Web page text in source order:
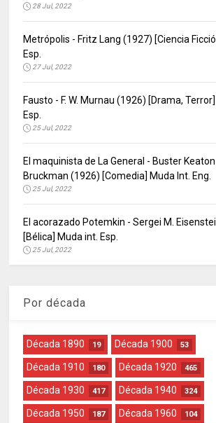
28 Jul, 2022
Metrópolis - Fritz Lang (1927) [Ciencia
Esp.
27 Jul, 2022
Fausto - F. W. Murnau (1926) [Drama,
Esp.
25 Jul, 2022
El maquinista de La General - Buster
Bruckman (1926) [Comedia] Muda Int. Eng.
25 Jul, 2022
El acorazado Potemkin - Sergei M.
[Bélica] Muda int. Esp.
25 Jul, 2022
Por década
Década 1890 19 Década 1900 53
Década 1910 180 Década 1920 465
Década 1930 417 Década 1940 324
Década 1950 187 Década 1960 104